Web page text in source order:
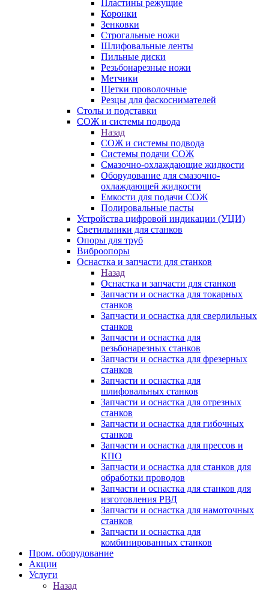
Пластины режущие
Коронки
Зенковки
Строгальные ножи
Шлифовальные ленты
Пильные диски
Резьбонарезные ножи
Метчики
Щетки проволочные
Резцы для фаскоснимателей
Столы и подставки
СОЖ и системы подвода
Назад
СОЖ и системы подвода
Системы подачи СОЖ
Смазочно-охлаждающие жидкости
Оборудование для смазочно-
охлаждающей жидкости
Емкости для подачи СОЖ
Полировальные пасты
Устройства цифровой индикации (УЦИ)
Светильники для станков
Опоры для труб
Виброопоры
Оснастка и запчасти для станков
Назад
Оснастка и запчасти для станков
Запчасти и оснастка для токарных
станков
Запчасти и оснастка для сверлильных
станков
Запчасти и оснастка для
резьбонарезных станков
Запчасти и оснастка для фрезерных
станков
Запчасти и оснастка для
шлифовальных станков
Запчасти и оснастка для отрезных
станков
Запчасти и оснастка для гибочных
станков
Запчасти и оснастка для прессов и
КПО
Запчасти и оснастка для станков для
обработки проводов
Запчасти и оснастка для станков для
изготовления РВД
Запчасти и оснастка для намоточных
станков
Запчасти и оснастка для
комбинированных станков
Пром. оборудование
Акции
Услуги
Назад